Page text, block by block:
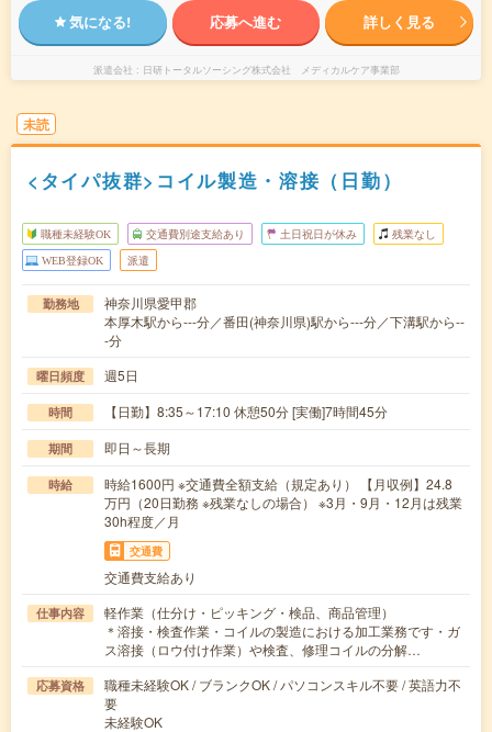
気になる! 応募へ進む 詳しく見る
派遣会社 日研トータルソーシング株式会社 メディカルケア事業部
未読
<タイパ抜群>コイル製造・溶接（日勤）
職種未経験OK 交通費別途支給あり 土日祝日が休み 残業なし
WEB登録OK 派遣
勤務地
神奈川県愛甲郡
本厚木駅から---分／番田(神奈川県)駅から---分／下溝駅から--
-分
曜日頻度 週5日
時間 【日勤】8:35～17:10 休憩50分 [実働]7時間45分
期間 即日～長期
時給
時給1600円 ※交通費全額支給（規定あり） 【月収例】24.8
万円（20日勤務 ※残業なしの場合） ※3月・9月・12月は残業
30h程度／月
交通費
交通費支給あり
仕事内容
軽作業（仕分け・ピッキング・検品、商品管理）
＊溶接・検査作業・コイルの製造における加工業務です・ガ
ス溶接（ロウ付け作業）や検査、修理コイルの分解…
応募資格
職種未経験OK / ブランクOK / パソコンスキル不要 / 英語力不
要
未経験OK